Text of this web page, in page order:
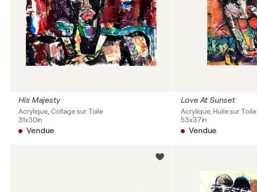
His Majesty
Acrylique, Collage sur Toile
31x30in
Vendue
Love At Sunset
Acrylique, Huile sur Toile
53x37in
Vendue